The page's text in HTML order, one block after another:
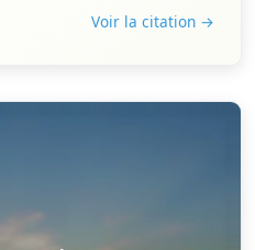
Voir la citation →